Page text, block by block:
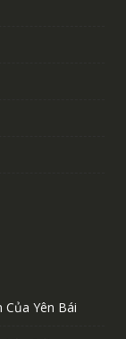
Của Yên Bái